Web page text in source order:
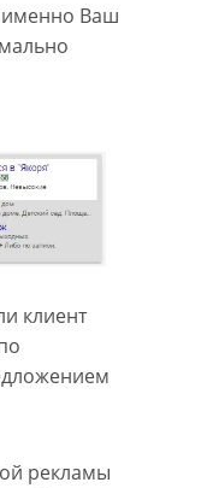
именно Ваш
клиент
рекламы